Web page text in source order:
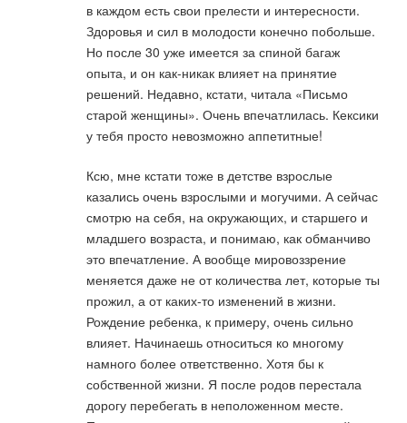
в каждом есть свои прелести и интересности.
Здоровья и сил в молодости конечно побольше.
Но после 30 уже имеется за спиной багаж
опыта, и он как-никак влияет на принятие
решений. Недавно, кстати, читала «Письмо
старой женщины». Очень впечатлилась. Кексики
у тебя просто невозможно аппетитные!
Ксю, мне кстати тоже в детстве взрослые
казались очень взрослыми и могучими. А сейчас
смотрю на себя, на окружающих, и старшего и
младшего возраста, и понимаю, как обманчиво
это впечатление. А вообще мировоззрение
меняется даже не от количества лет, которые ты
прожил, а от каких-то изменений в жизни.
Рождение ребенка, к примеру, очень сильно
влияет. Начинаешь относиться ко многому
намного более ответственно. Хотя бы к
собственной жизни. Я после родов перестала
дорогу перебегать в неположенном месте.